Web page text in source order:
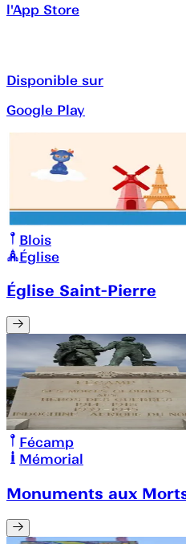
l'App Store
Disponible sur
Google Play
Blois
Église
Église Saint-Pierre
Fécamp
Mémorial
Monuments aux